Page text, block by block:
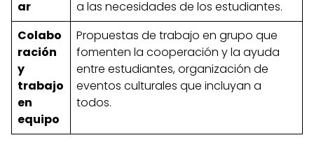
ar
a las necesidades de los estudiantes.
Colabo
ración
y
trabajo
en
equipo
Propuestas de trabajo en grupo que
fomenten la cooperación y la ayuda
entre estudiantes, organización de
eventos culturales que incluyan a
todos.